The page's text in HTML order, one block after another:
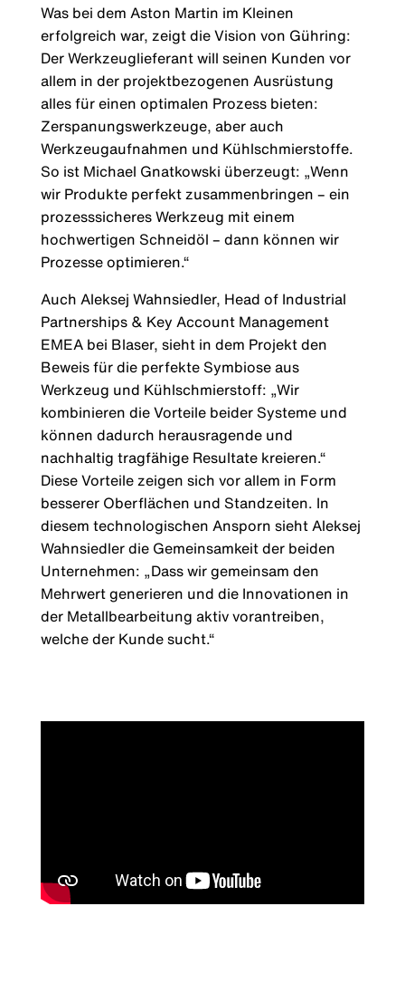
Was bei dem Aston Martin im Kleinen
erfolgreich war, zeigt die Vision von Gühring:
Der Werkzeuglieferant will seinen Kunden vor
allem in der projektbezogenen Ausrüstung
alles für einen optimalen Prozess bieten:
Zerspanungswerkzeuge, aber auch
Werkzeugaufnahmen und Kühlschmierstoffe.
So ist Michael Gnatkowski überzeugt: „Wenn
wir Produkte perfekt zusammenbringen – ein
prozesssicheres Werkzeug mit einem
hochwertigen Schneidöl – dann können wir
Prozesse optimieren.“
Auch Aleksej Wahnsiedler, Head of Industrial
Partnerships & Key Account Management
EMEA bei Blaser, sieht in dem Projekt den
Beweis für die perfekte Symbiose aus
Werkzeug und Kühlschmierstoff: „Wir
kombinieren die Vorteile beider Systeme und
können dadurch herausragende und
nachhaltig tragfähige Resultate kreieren.“
Diese Vorteile zeigen sich vor allem in Form
besserer Oberflächen und Standzeiten. In
diesem technologischen Ansporn sieht Aleksej
Wahnsiedler die Gemeinsamkeit der beiden
Unternehmen: „Dass wir gemeinsam den
Mehrwert generieren und die Innovationen in
der Metallbearbeitung aktiv vorantreiben,
welche der Kunde sucht.“